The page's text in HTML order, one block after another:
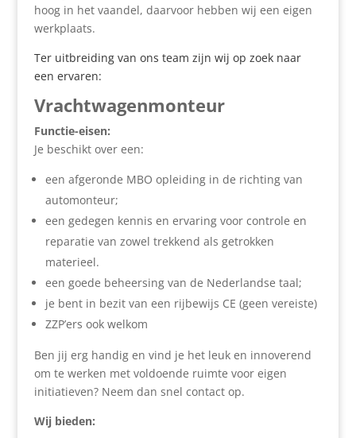
hoog in het vaandel, daarvoor hebben wij een eigen
werkplaats.
Ter uitbreiding van ons team zijn wij op zoek naar
een ervaren:
Vrachtwagenmonteur
Functie-eisen:
Je beschikt over een:
een afgeronde MBO opleiding in de richting van
automonteur;
een gedegen kennis en ervaring voor controle en
reparatie van zowel trekkend als getrokken
materieel.
een goede beheersing van de Nederlandse taal;
je bent in bezit van een rijbewijs CE (geen vereiste)
ZZP’ers ook welkom
Ben jij erg handig en vind je het leuk en innoverend
om te werken met voldoende ruimte voor eigen
initiatieven? Neem dan snel contact op.
Wij bieden: